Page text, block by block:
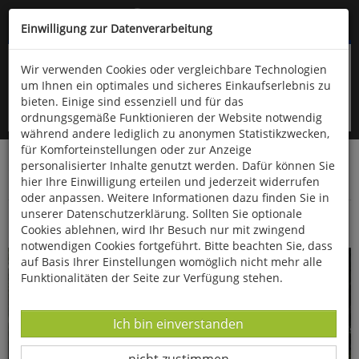
Kompletten Head der Seite überspringen
oder (06766) 9323-960
Startseite Bücher Quelle & Meyer Verlag
Naturführer
Naturerlebnis
Pflanzenparadiese in Deutschland
Einwilligung zur Datenverarbeitung
Wir verwenden Cookies oder vergleichbare Technologien
um Ihnen ein optimales und sicheres Einkaufserlebnis zu
bieten. Einige sind essenziell und für das
ordnungsgemäße Funktionieren der Website notwendig
während andere lediglich zu anonymen Statistikzwecken,
für Komforteinstellungen oder zur Anzeige
personalisierter Inhalte genutzt werden. Dafür können Sie
hier Ihre Einwilligung erteilen und jederzeit widerrufen
oder anpassen. Weitere Informationen dazu finden Sie in
unserer Datenschutzerklärung. Sollten Sie optionale
Cookies ablehnen, wird Ihr Besuch nur mit zwingend
notwendigen Cookies fortgeführt. Bitte beachten Sie, dass
auf Basis Ihrer Einstellungen womöglich nicht mehr alle
Funktionalitäten der Seite zur Verfügung stehen.
Datenverarbeitung -
Ich bin einverstanden